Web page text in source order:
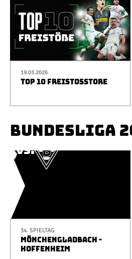
19.03.2026
TOP 10 FREISTOSSTORE
BUNDESLIGA
34. SPIELTAG
MÖNCHENGLADBACH -
HOFFENHEIM